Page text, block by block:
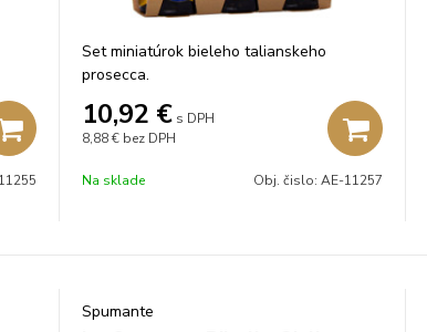
Set miniatúrok bieleho talianskeho
prosecca.
10,92 € s DPH
8,88 € bez DPH
Na sklade Obj. čislo: AE-11257
Spumante